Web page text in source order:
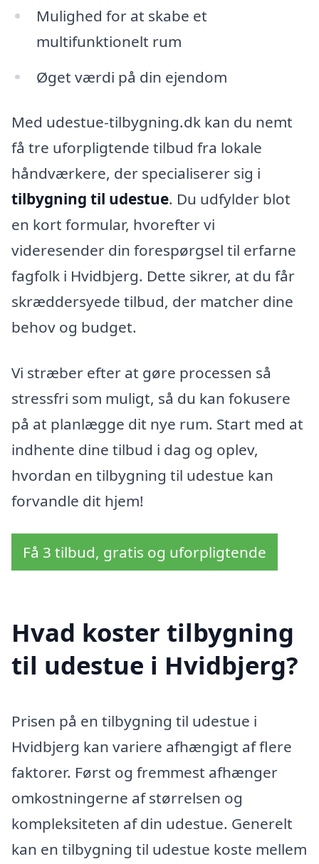
Mulighed for at skabe et
multifunktionelt rum
Øget værdi på din ejendom
Med udestue-tilbygning.dk kan du nemt
få tre uforpligtende tilbud fra lokale
håndværkere, der specialiserer sig i
tilbygning til udestue. Du udfylder blot
en kort formular, hvorefter vi
videresender din forespørgsel til erfarne
fagfolk i Hvidbjerg. Dette sikrer, at du får
skræddersyede tilbud, der matcher dine
behov og budget.
Vi stræber efter at gøre processen så
stressfri som muligt, så du kan fokusere
på at planlægge dit nye rum. Start med at
indhente dine tilbud i dag og oplev,
hvordan en tilbygning til udestue kan
forvandle dit hjem!
Få 3 tilbud, gratis og uforpligtende
Hvad koster tilbygning
til udestue i Hvidbjerg?
Prisen på en tilbygning til udestue i
Hvidbjerg kan variere afhængigt af flere
faktorer. Først og fremmest afhænger
omkostningerne af størrelsen og
kompleksiteten af din udestue. Generelt
kan en tilbygning til udestue koste mellem